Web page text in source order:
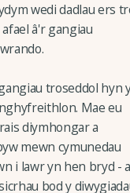
wedi dadlau ers
â'r gangiau
troseddol hyn
Mae eu
diymhongar a
mewn cymunedau
i lawr yn hen bryd -
bod y